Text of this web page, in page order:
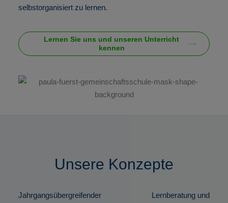
selbstorganisiert zu lernen.
Lernen Sie uns und unseren Unterricht
kennen
Unsere Konzepte
Jahrgangsübergreifender
Lernberatung und